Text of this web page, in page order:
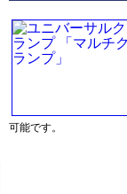
可能です。